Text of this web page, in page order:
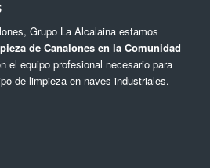
Grupo La Alcalaina estamos
de Canalones en la Comunidad
el equipo profesional necesario para
de limpieza en naves industriales.